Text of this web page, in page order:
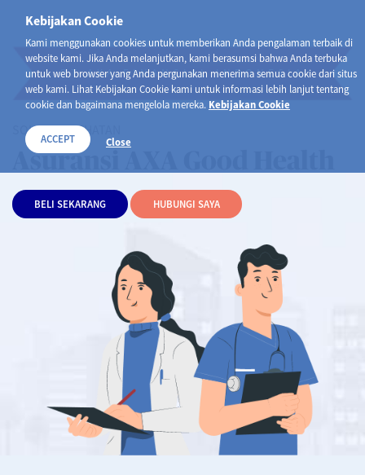
Kebijakan Cookie
Kami menggunakan cookies untuk memberikan Anda pengalaman terbaik di
website kami. Jika Anda melanjutkan, kami berasumsi bahwa Anda terbuka
untuk web browser yang Anda pergunakan menerima semua cookie dari situs
web kami. Lihat Kebijakan Cookie kami untuk informasi lebih lanjut tentang
cookie dan bagaimana mengelola mereka. Kebijakan Cookie
ACCEPT Close
PT AXA FINANCIAL INDONESIA
SOLUSI KESEHATAN
Asuransi AXA Good Health
BELI SEKARANG HUBUNGI SAYA